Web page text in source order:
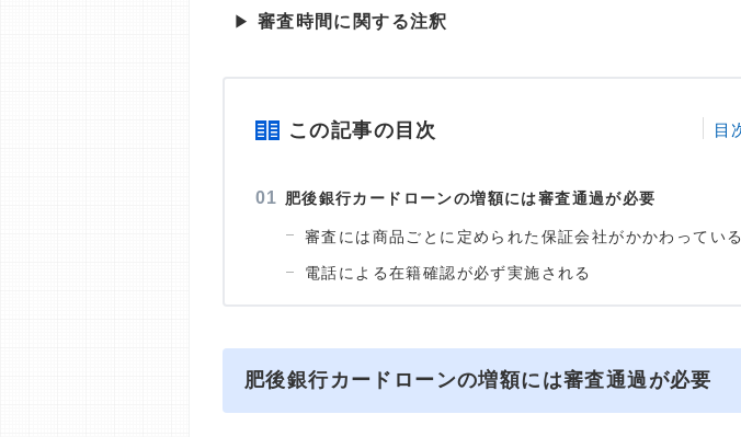
▶ 審査時間に関する注釈
この記事の目次
肥後銀行カードローンの増額には審査通過が必要
審査には商品ごとに定められた保証会社がかかわっている
電話による在籍確認が必ず実施される
肥後銀行カードローンの増額には審査通過が必要